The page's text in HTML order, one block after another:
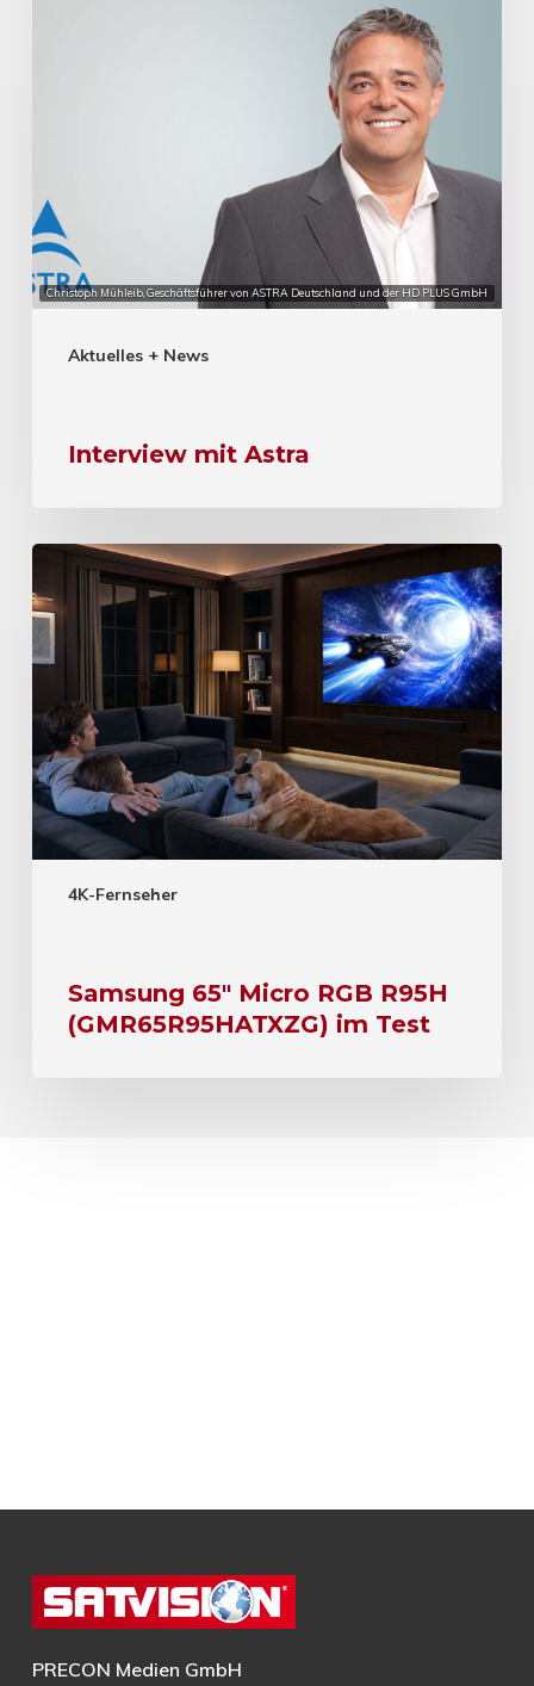
Christoph Mühleib, Geschäftsführer von ASTRA Deutschland und der HD PLUS GmbH
Aktuelles + News
Interview mit Astra
4K-Fernseher
Samsung 65″ Micro RGB R95H
(GMR65R95HATXZG) im Test
PRECON Medien GmbH